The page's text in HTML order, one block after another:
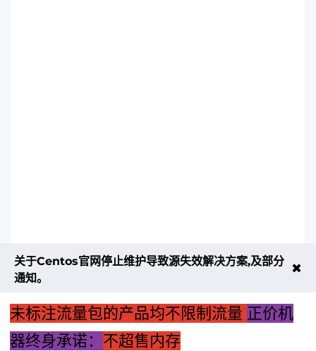
关于Centos官网停止维护导致源失效解决方案,及部分
通知。
✖
未标注流量包的产品均不限制流量 正价机
器终身承诺： 不超售内存